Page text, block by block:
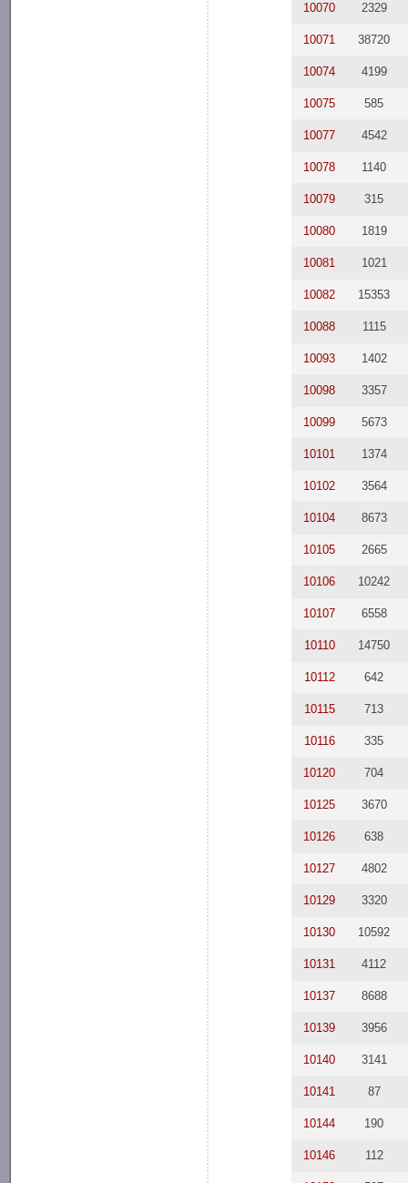
10070 2329
10071 38720
10074 4199
10075 585
10077 4542
10078 1140
10079 315
10080 1819
10081 1021
10082 15353
10088 1115
10093 1402
10098 3357
10099 5673
10101 1374
10102 3564
10104 8673
10105 2665
10106 10242
10107 6558
10110 14750
10112 642
10115 713
10116 335
10120 704
10125 3670
10126 638
10127 4802
10129 3320
10130 10592
10131 4112
10137 8688
10139 3956
10140 3141
10141 87
10144 190
10146 112